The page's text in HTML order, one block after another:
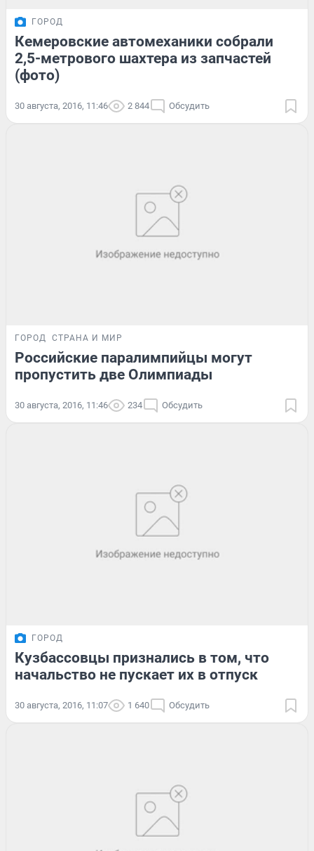
ГОРОД
Кемеровские автомеханики собрали
2,5-метрового шахтера из запчастей
(фото)
30 августа, 2016, 11:46 2 844 Обсудить
ГОРОД СТРАНА И МИР
Российские паралимпийцы могут
пропустить две Олимпиады
30 августа, 2016, 11:46 234 Обсудить
ГОРОД
Кузбассовцы признались в том, что
начальство не пускает их в отпуск
30 августа, 2016, 11:07 1 640 Обсудить